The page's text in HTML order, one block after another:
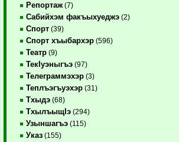
Репортаж (7)
Сабийхэм факъыхуеджэ (2)
Спорт (39)
Спорт хъыбархэр (596)
Театр (9)
ТекIуэныгъэ (97)
Телеграммэхэр (3)
Теплъэгъуэхэр (31)
Тхыдэ (68)
ТхылъыщIэ (294)
Узыншагъэ (115)
Указ (155)